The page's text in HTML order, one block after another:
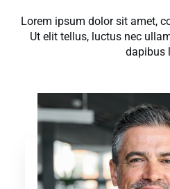
Lorem ipsum dolor sit amet,
Ut elit tellus, luctus nec
dapibus